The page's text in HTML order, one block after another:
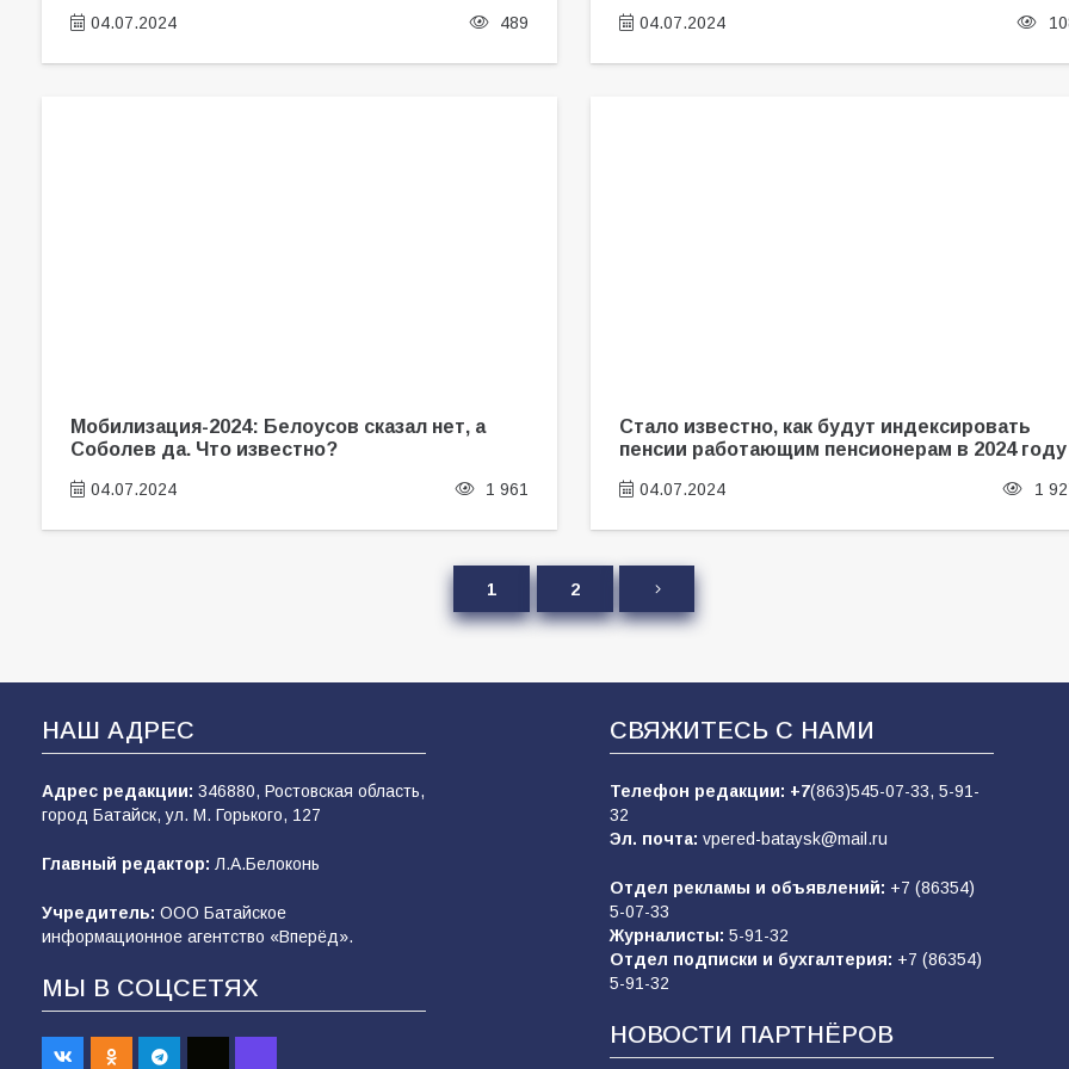
04.07.2024 489 04.07.2024
Мобилизация-2024: Белоусов сказал нет, а
Соболев да. Что известно?
04.07.2024 1 961
Стало известно, как будут индексировать
пенсии работающим пенсионерам в 2024 году
04.07.2024 1
1 2
НАШ АДРЕС
Адрес редакции: 346880, Ростовская область,
город Батайск, ул. М. Горького, 127
Главный редактор: Л.А.Белоконь
Учредитель: ООО Батайское
информационное агентство «Вперёд».
МЫ В СОЦСЕТЯХ
СВЯЖИТЕСЬ С НАМИ
Телефон редакции: +7(863)545-07-33, 5-91-
32
Эл. почта: vpered-bataysk@mail.ru
Отдел рекламы и объявлений: +7 (86354)
5-07-33
Журналисты: 5-91-32
Отдел подписки и бухгалтерия: +7 (86354)
5-91-32
НОВОСТИ ПАРТНЁРОВ